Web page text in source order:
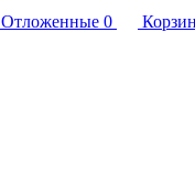
Отложенные 0